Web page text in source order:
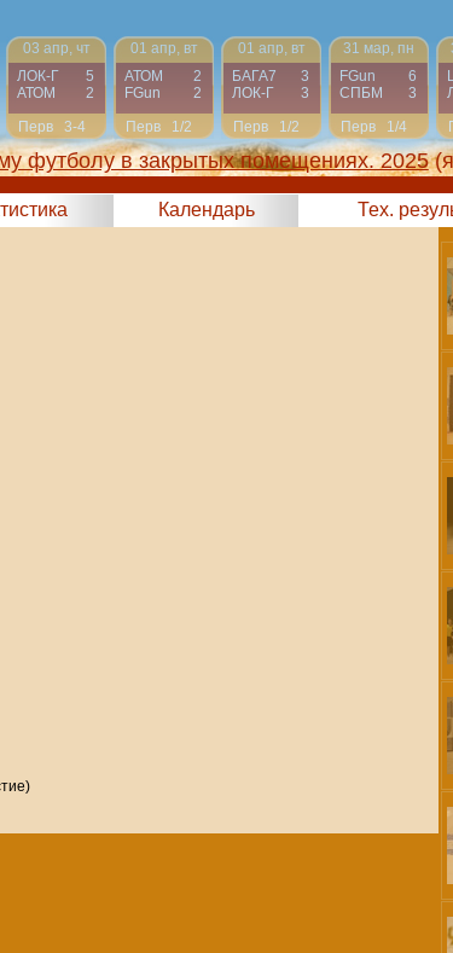
03 апр, чт
ЛОК-Г
5
АТОМ
2
Перв
3-4
01 апр, вт
АТОМ
2
FGun
2
Перв
1/2
01 апр, вт
БАГА7
3
ЛОК-Г
3
Перв
1/2
31 мар, пн
FGun
6
СПБМ
3
Перв
1/4
футболу в закрытых помещениях. 2025
Календарь Тех.